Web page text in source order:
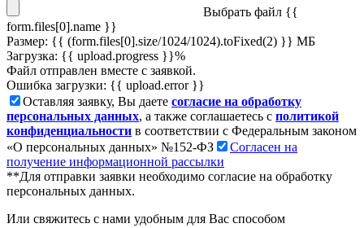
Выбрать файл {{
form.files[0].name }}
Размер: {{ (form.files[0].size/1024/1024).toFixed(2) }} МБ
Загрузка: {{ upload.progress }}%
Файл отправлен вместе с заявкой.
Ошибка загрузки: {{ upload.error }}
Оставляя заявку, Вы даете согласие на обработку
персональных данных, а также соглашаетесь с политикой
конфиденциальности в соответствии с Федеральным законом
«О персональных данных» №152-ФЗ
Согласен на
получение информационной рассылки
**Для отправки заявки необходимо согласие на обработку
персональных данных.
Или свяжитесь с нами удобным для Вас способом